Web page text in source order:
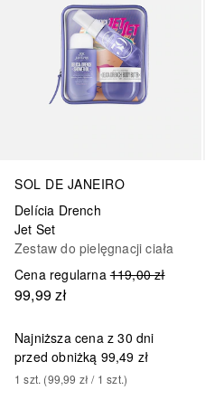
SOL DE JANEIRO
Delícia Drench
Jet Set
Zestaw do pielęgnacji ciała
Cena regularna 119,00 zł
99,99 zł
Najniższa cena z 30 dni
przed obniżką 99,49 zł
1 szt. (99,99 zł / 1 szt.)